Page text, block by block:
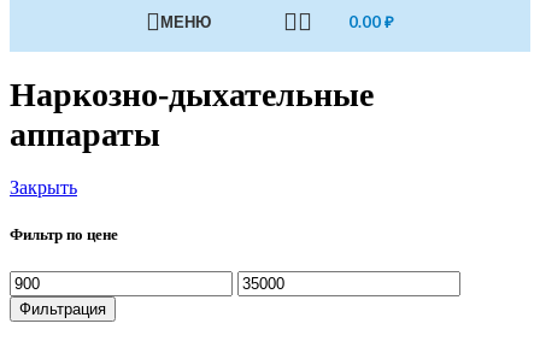
МЕНЮ 0.00₽
Наркозно-дыхательные
аппараты
Закрыть
Фильтр по цене
Минимальная
цена
Максимальная
цена
Фильтрация